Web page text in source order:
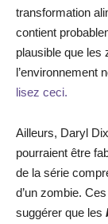
transformation
contient
plausible que les
l’environnement
lisez ceci.
Ailleurs, Daryl
pourraient être
de la série
d’un zombie.
suggérer que les